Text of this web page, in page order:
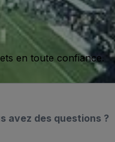
en toute confiance.
avez des questions ?